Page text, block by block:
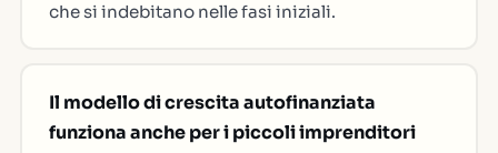
che si indebitano nelle fasi iniziali.
Il modello di crescita autofinanziata
funziona anche per i piccoli imprenditori